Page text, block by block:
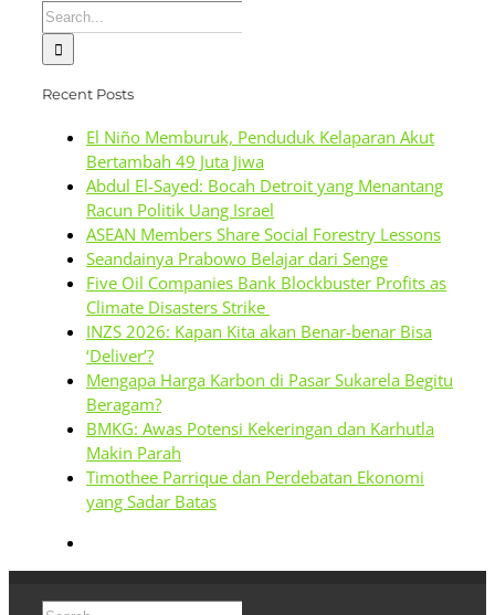
Search
for:
Recent Posts
El Niño Memburuk, Penduduk Kelaparan Akut
Bertambah 49 Juta Jiwa
Abdul El-Sayed: Bocah Detroit yang Menantang
Racun Politik Uang Israel
ASEAN Members Share Social Forestry Lessons
Seandainya Prabowo Belajar dari Senge
Five Oil Companies Bank Blockbuster Profits as
Climate Disasters Strike
INZS 2026: Kapan Kita akan Benar-benar Bisa
‘Deliver’?
Mengapa Harga Karbon di Pasar Sukarela Begitu
Beragam?
BMKG: Awas Potensi Kekeringan dan Karhutla
Makin Parah
Timothee Parrique dan Perdebatan Ekonomi
yang Sadar Batas